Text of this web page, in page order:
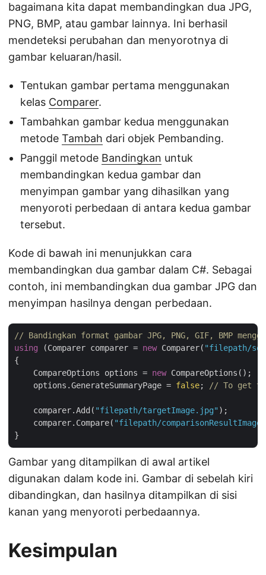
bagaimana kita dapat membandingkan dua JPG,
PNG, BMP, atau gambar lainnya. Ini berhasil
mendeteksi perubahan dan menyorotnya di
gambar keluaran/hasil.
Tentukan gambar pertama menggunakan
kelas Comparer.
Tambahkan gambar kedua menggunakan
metode Tambah dari objek Pembanding.
Panggil metode Bandingkan untuk
membandingkan kedua gambar dan
menyimpan gambar yang dihasilkan yang
menyoroti perbedaan di antara kedua gambar
tersebut.
Kode di bawah ini menunjukkan cara
membandingkan dua gambar dalam C#. Sebagai
contoh, ini membandingkan dua gambar JPG dan
menyimpan hasilnya dengan perbedaan.
// Bandingkan format gambar JPG, PNG, GIF, BMP
using (Comparer comparer = new Comparer( "filepath/
{
    CompareOptions options =
new CompareOptions();
    options.GenerateSummaryPage =
false; // To get
    comparer.Add(
"filepath/targetImage.jpg" );
    comparer.Compare(
"filepath/
Gambar yang ditampilkan di awal artikel
digunakan dalam kode ini. Gambar di sebelah kiri
dibandingkan, dan hasilnya ditampilkan di sisi
kanan yang menyoroti perbedaannya.
Kesimpulan